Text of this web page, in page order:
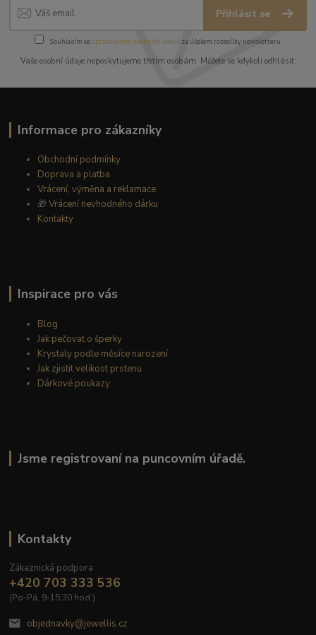
Přihlásit se
Souhlasím se zpracováním osobních údajůza účelem rozesílky newsletteru.
Vaše osobní údaje neposkytujeme třetím osobám. Můžete se kdykoli odhlásit.
Informace pro zákazníky
Obchodní podmínky
Doprava a platba
Vrácení, výměna a reklamace
🎁Vrácení nevhodného dárku
Kontakty
Inspirace pro vás
Blog
Jak pečovat o šperky
Krystaly podle měsíce narození
Jak zjistit velikost prstenu
Dárkové poukazy
Jsme registrovaní na puncovním úřadě.
Kontakty
Zákaznická podpora
+420 703 333 536
(Po-Pá, 9-15:30 hod.)
objednavky@jewellis.cz